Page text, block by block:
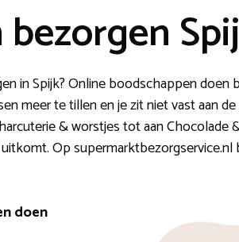
in Spijk? Online boodschappen
meer te tillen en je zit niet vast aan
& worstjes tot aan Chocolade
Op
doen